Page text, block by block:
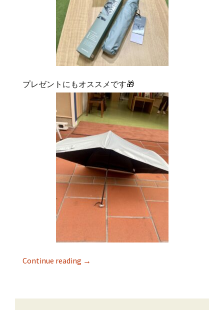
プレゼントにもオススメです🎁
Continue reading →